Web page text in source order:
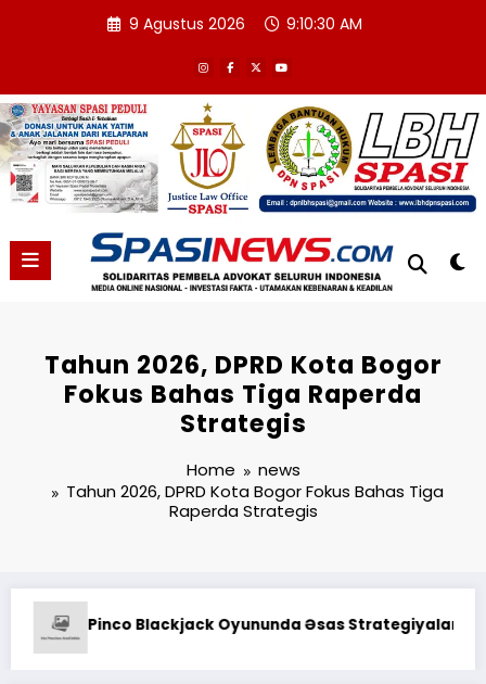
9 Agustus 2026 9:10:31 AM
Tahun 2026, DPRD Kota Bogor
Fokus Bahas Tiga Raperda
Strategis
Home
news
Tahun 2026, DPRD Kota Bogor Fokus Bahas Tiga
Raperda Strategis
Şans və Bacarıq Balansı – BetAz Oyununa
Kodaeral XII Gelar Ziarah